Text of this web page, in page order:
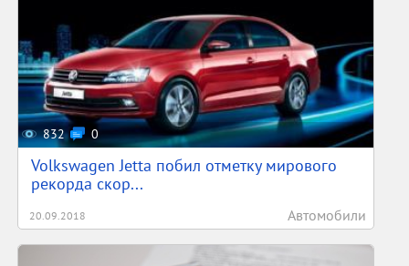
832 0
Volkswagen Jetta побил отметку мирового
рекорда скор...
20.09.2018 Автомобили